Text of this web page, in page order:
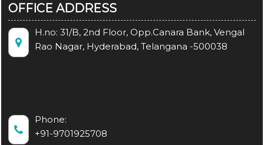
OFFICE ADDRESS
H.no: 31/B, 2nd Floor, Opp.Canara Bank, Vengal
Rao Nagar, Hyderabad, Telangana -500038
Phone:
+91-9701925708